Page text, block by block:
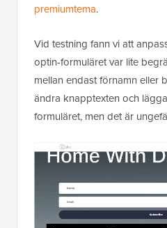
premiumtema.
Vid testning fann vi att
optin-formuläret var lite
mellan endast förnamn eller
ändra knapptexten och
formuläret, men det är